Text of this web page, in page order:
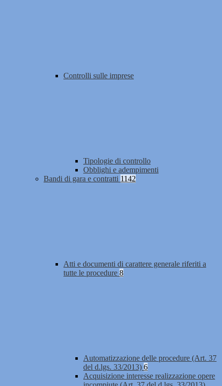
Controlli sulle imprese
Tipologie di controllo
Obblighi e adempimenti
Bandi di gara e contratti 1142
Atti e documenti di carattere generale riferiti a
tutte le procedure 8
Automatizzazione delle procedure (Art. 37
del d.lgs. 33/2013) 6
Acquisizione interesse realizzazione opere